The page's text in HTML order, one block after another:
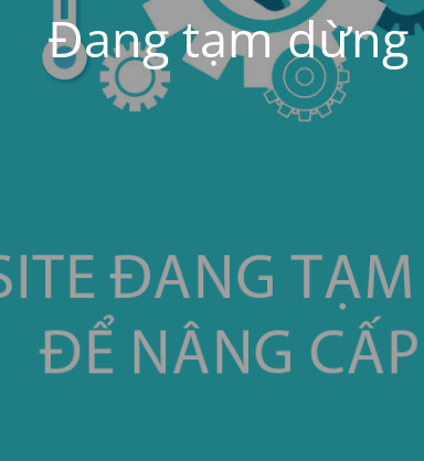
Đang tạm dừng